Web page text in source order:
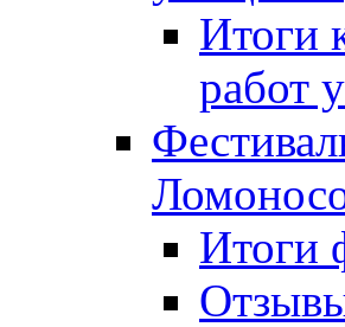
Итоги
работ
Итоги